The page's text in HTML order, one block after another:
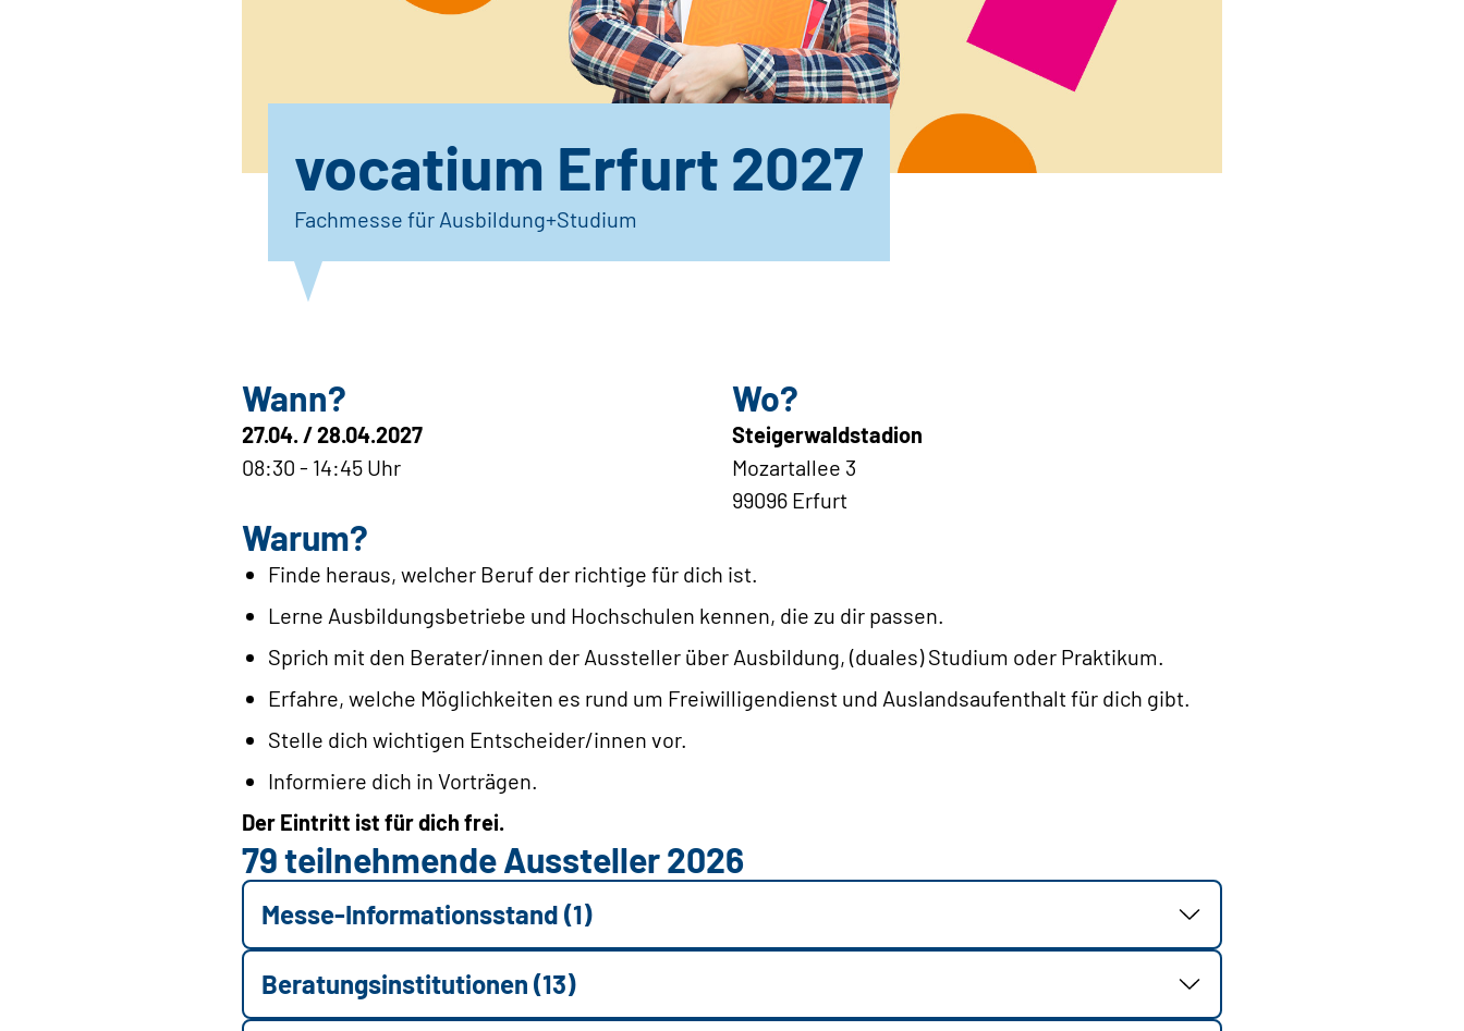
vocatium Erfurt 2027
Fachmesse für Ausbildung+Studium
Wann?
27.04. / 28.04.2027
08:30 - 14:45 Uhr
Wo?
Steigerwaldstadion
Mozartallee 3
99096 Erfurt
Warum?
Finde heraus, welcher Beruf der richtige für dich ist.
Lerne Ausbildungsbetriebe und Hochschulen kennen, die zu dir passen.
Sprich mit den Berater/innen der Aussteller über Ausbildung, (duales) Studium oder Praktikum.
Erfahre, welche Möglichkeiten es rund um Freiwilligendienst und Auslandsaufenthalt für dich gibt.
Stelle dich wichtigen Entscheider/innen vor.
Informiere dich in Vorträgen.
Der Eintritt ist für dich frei.
79 teilnehmende Aussteller 2026
Messe-Informationsstand (1)
Beratungsinstitutionen (13)